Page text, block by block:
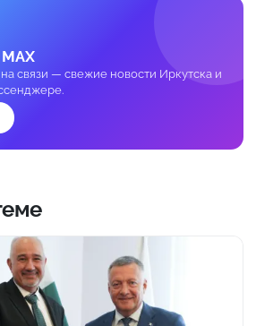
связи — свежие новости Иркутска и